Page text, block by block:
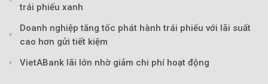
Theo Sở hữu trí
trái phiếu xanh
Doanh nghiệp tăng tốc phát hành trái phiếu với lãi suất
cao hơn gửi tiết kiệm
VietABank lãi lớn nhờ giảm chi phí hoạt động